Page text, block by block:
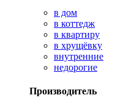
в дом
в коттедж
в квартиру
в хрущёвку
внутренние
недорогие
Производитель